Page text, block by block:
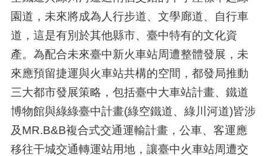
園道，未來將成為人行步道、文學廊道、自行車
道，這是有別於其他縣市、臺中特有的文化資
產。為配合未來臺中新火車站周遭整體發展，未
來應預留捷運與火車站共構的空間，都發局推動
三大都市發展策略，包括臺中大車站計畫、鐵道
博物館與綠綠臺中計畫(綠空鐵道、綠川河道)皆涉
及MR.B&B複合式交通運輸計畫，公車、客運應
移往干城交通轉運站用地，讓臺中火車站周遭交